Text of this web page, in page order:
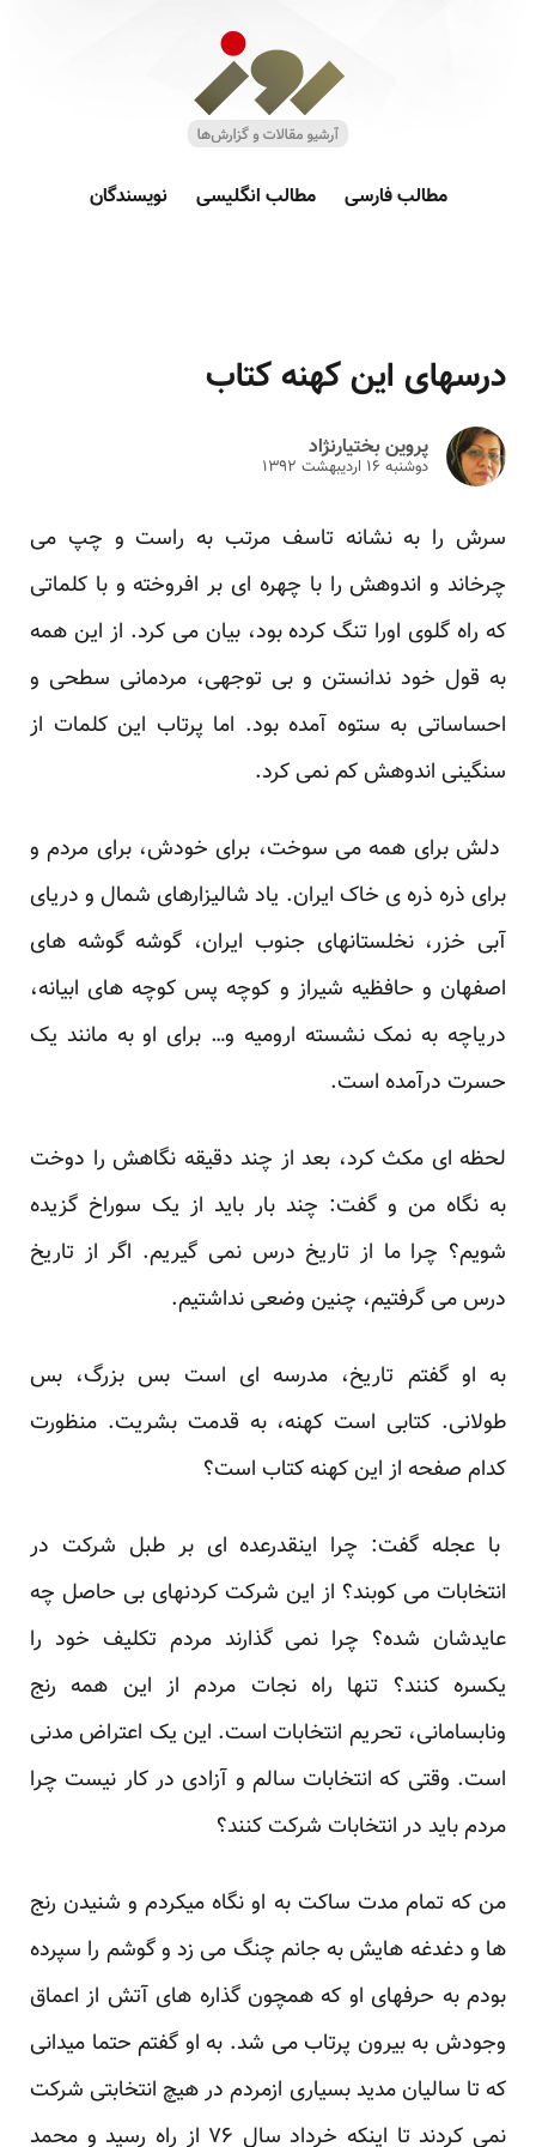
مطالب فارسی مطالب انگلیسی نویسندگان
درسهای این کهنه کتاب
پروین بختیارنژاد
دوشنبه ۱۶ ارديبهشت ۱۳۹۲
سرش را به نشانه تاسف مرتب به راست و چپ می
چرخاند و اندوهش را با چهره ای بر افروخته و با کلماتی
که راه گلوی اورا تنگ کرده بود، بیان می کرد. از این همه
به قول خود ندانستن و بی توجهی، مردمانی سطحی و
احساساتی به ستوه آمده بود. اما پرتاب این کلمات از
سنگینی اندوهش کم نمی کرد.
دلش برای همه می سوخت، برای خودش، برای مردم و
برای ذره ذره ی خاک ایران. یاد شالیزارهای شمال و دریای
آبی خزر، نخلستانهای جنوب ایران، گوشه گوشه های
اصفهان و حافظیه شیراز و کوچه پس کوچه های ابیانه،
دریاچه به نمک نشسته ارومیه و… برای او به مانند یک
حسرت درآمده است.
لحظه ای مکث کرد، بعد از چند دقیقه نگاهش را دوخت
به نگاه من و گفت: چند بار باید از یک سوراخ گزیده
شویم؟ چرا ما از تاریخ درس نمی گیریم. اگر از تاریخ
درس می گرفتیم، چنین وضعی نداشتیم.
به او گفتم تاریخ، مدرسه ای است بس بزرگ، بس
طولانی. کتابی است کهنه، به قدمت بشریت. منظورت
کدام صفحه از این کهنه کتاب است؟
با عجله گفت: چرا اینقدرعده ای بر طبل شرکت در
انتخابات می کوبند؟ از این شرکت کردنهای بی حاصل چه
عایدشان شده؟ چرا نمی گذارند مردم تکلیف خود را
یکسره کنند؟ تنها راه نجات مردم از این همه رنج
ونابسامانی، تحریم انتخابات است. این یک اعتراض مدنی
است. وقتی که انتخابات سالم و آزادی در کار نیست چرا
مردم باید در انتخابات شرکت کنند؟
من که تمام مدت ساکت به او نگاه میکردم و شنیدن رنج
ها و دغدغه هایش به جانم چنگ می زد و گوشم را سپرده
بودم به حرفهای او که همچون گذاره های آتش از اعماق
وجودش به بیرون پرتاب می شد. به او گفتم حتما میدانی
که تا سالیان مدید بسیاری ازمردم در هیچ انتخابتی شرکت
نمی کردند تا اینکه خرداد سال ۷۶ از راه رسید و محمد